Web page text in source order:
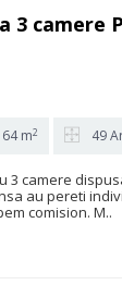
3 camere
64 m2 49
3 camere
au pereti
comision. M..